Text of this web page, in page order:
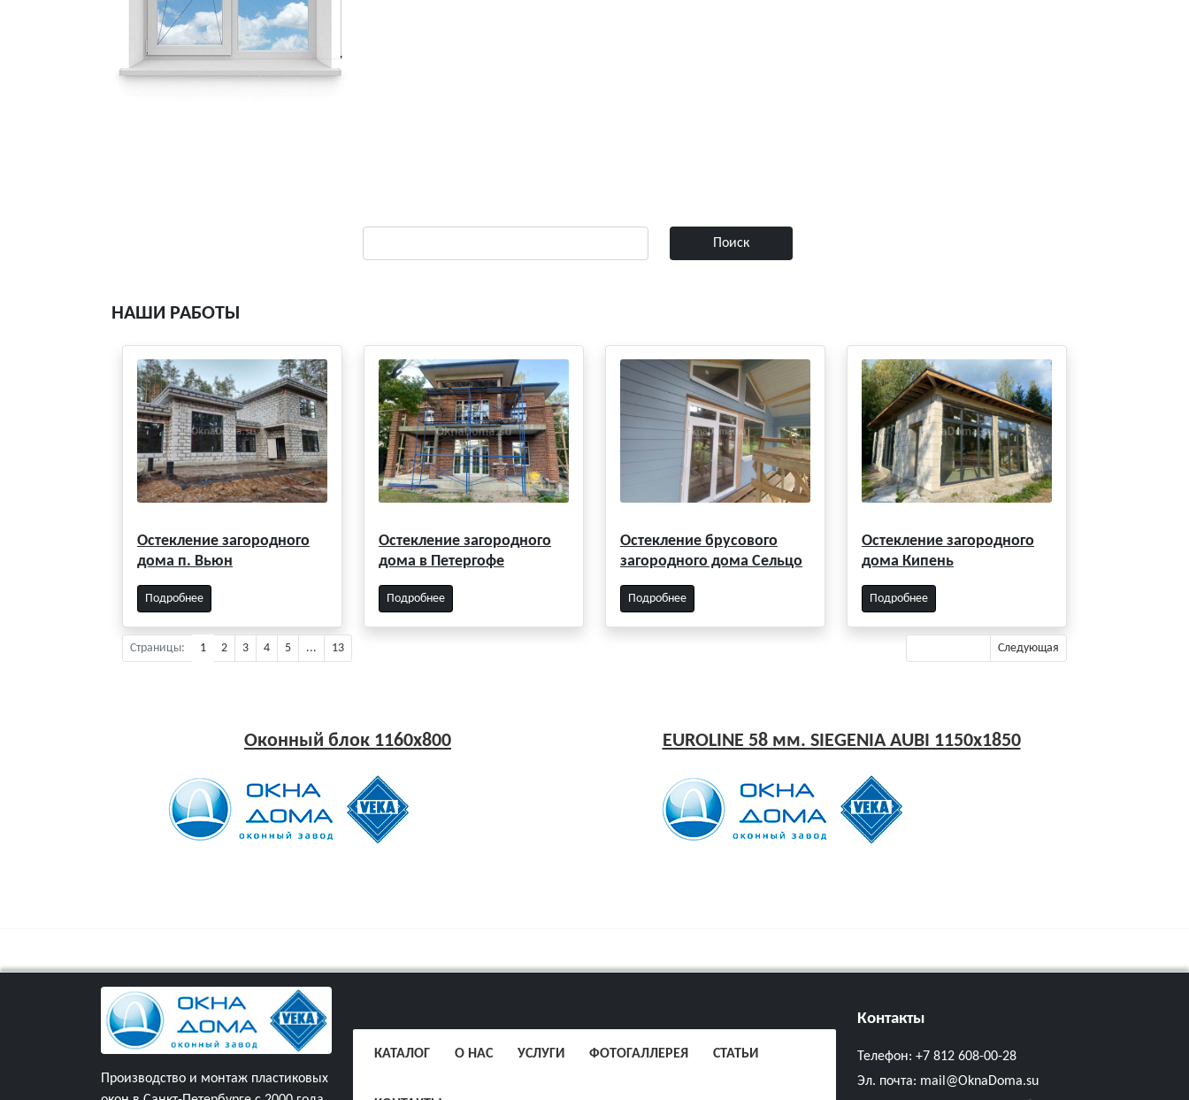
НАШИ РАБОТЫ
Остекление загородного
дома п. Вьюн
Подробнее
Остекление загородного
дома в Петергофе
Подробнее
Остекление брусового
загородного дома Сельцо
Подробнее
Остекление загородного
дома Кипень
Подробнее
Страницы: 1 2 3 4 5 ... 13 Следующая
Оконный блок 1160x800 EUROLINE 58 мм. SIEGENIA AUBI 1150x1850
Производство и монтаж пластиковых
КАТАЛОГ О НАС УСЛУГИ ФОТОГАЛЛЕРЕЯ СТАТЬИ
Контакты
Телефон: +7 812 608-00-28
Эл. почта: mail@OknaDoma.su